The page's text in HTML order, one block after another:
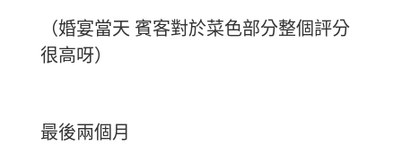
（婚宴當天 賓客對於菜色部分整個評分
很高呀）
最後兩個月